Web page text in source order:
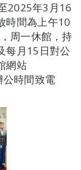
2025年3月16
時間為上午10
周一休館，持
每月15日對公
網站
時間致電